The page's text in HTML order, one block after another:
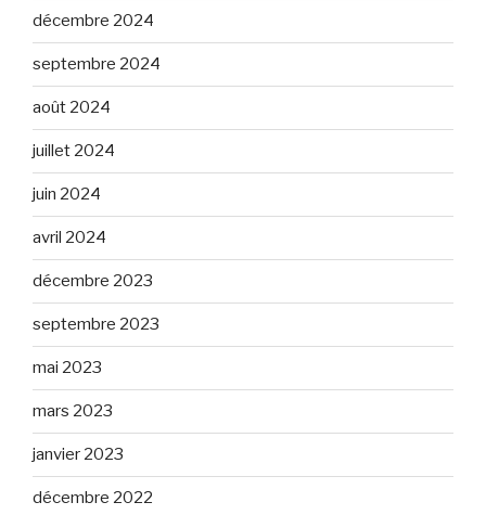
décembre 2024
septembre 2024
août 2024
juillet 2024
juin 2024
avril 2024
décembre 2023
septembre 2023
mai 2023
mars 2023
janvier 2023
décembre 2022